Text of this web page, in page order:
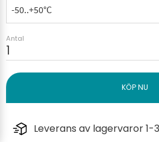
Antal
Leverans av lagervaror 1-